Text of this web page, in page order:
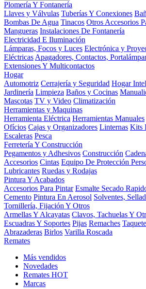
Plomería Y Fontanería
Llaves y Válvulas Tuberías Y Conexiones
Bombas De Agua Tinacos Otros Accesorios
Mangueras Instalaciones De Fontanería
Electricidad E Iluminación
Lámparas, Focos y Luces Electrónica y
Eléctricas Apagadores, Contactos,
Extensiones Y Multicontactos
Hogar
Automotriz Cerrajería y Seguridad Hogar
Jardinería Limpieza Baños y Cocinas
Mascotas TV y Video Climatización
Herramientas y Maquinas
Herramienta Eléctrica Herramientas Manuales
Ofícios Cajas y Organizadores Linternas Kits
Escaleras Pesca
Ferretería Y Construcción
Pegamentos y Adhesivos Construcción
Accesorios Cintas Equipo De Protección
Lubricantes Ruedas y Rodajas
Pintura Y Acabados
Accesorios Para Pintar Esmalte Secado
Cemento Pintura En Aerosol Solventes,
Tornillería, Fijación Y Otros
Armellas Y Alcayatas Clavos, Tachuelas Y
Escuadras Y Soportes Pijas Remaches
Abrazaderas Birlos Varilla Roscada
Remates
Más vendidos
Novedades
Remates HOT
Marcas